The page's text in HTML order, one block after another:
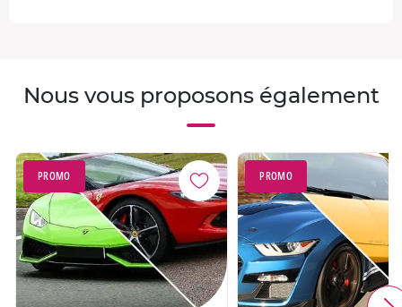
Nous vous proposons également
PROMO PROMO